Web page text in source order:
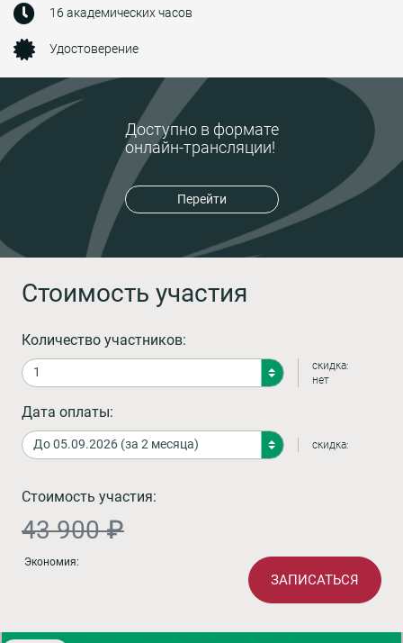
Доступно в формате
онлайн-трансляции!
Перейти
16 академических часов
Удостоверение
Стоимость участия
Количество участников:
скидка:
нет
Дата оплаты:
скидка:
Стоимость участия:
43 900 ₽
Экономия:
ЗАПИСАТЬСЯ